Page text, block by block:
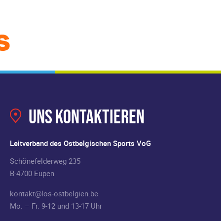
Uns kontaktieren
Leitverband des Ostbelgischen Sports VoG
Schönefelderweg 235
B-4700 Eupen
kontakt@los-ostbelgien.be
Mo. – Fr. 9-12 und 13-17 Uhr